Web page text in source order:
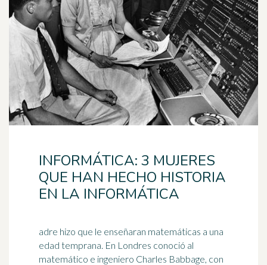
INFORMÁTICA: 3 MUJERES
QUE HAN HECHO HISTORIA
EN LA INFORMÁTICA
adre hizo que le enseñaran matemáticas a una
edad temprana. En Londres conoció al
matemático e ingeniero Charles Babbage, con